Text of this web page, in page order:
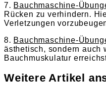
7. Bauchmaschine-
Rücken zu verhindern.
Verletzungen
8. Bauchmaschine-
ästhetisch, sondern auch
Bauchmuskulatur
Weitere Artikel